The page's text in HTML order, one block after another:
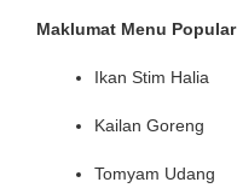
Maklumat Menu Popular
Ikan Stim Halia
Kailan Goreng
Tomyam Udang